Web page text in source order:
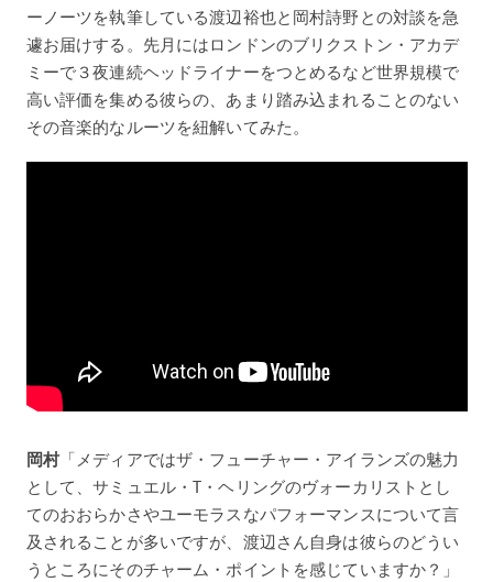
ーノーツを執筆している渡辺裕也と岡村詩野との対談を急
遽お届けする。先月にはロンドンのブリクストン・アカデ
ミーで３夜連続ヘッドライナーをつとめるなど世界規模で
高い評価を集める彼らの、あまり踏み込まれることのない
その音楽的なルーツを紐解いてみた。
岡村「メディアではザ・フューチャー・アイランズの魅力
として、サミュエル・T・ヘリングのヴォーカリストとし
てのおおらかさやユーモラスなパフォーマンスについて言
及されることが多いですが、渡辺さん自身は彼らのどうい
うところにそのチャーム・ポイントを感じていますか？」